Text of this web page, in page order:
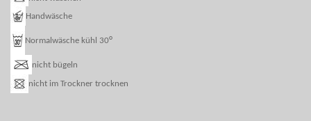
Handwäsche
Normalwäsche kühl 30°
nicht bügeln
nicht im Trockner trocknen